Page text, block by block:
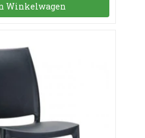
Winkelwagen